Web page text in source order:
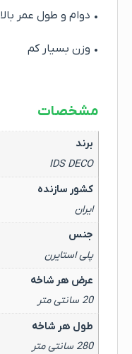
• دوام و طول عمر بالا
• وزن بسیار کم
مشخصات
برند
IDS DECO
کشور سازنده
ایران
جنس
پلی استایرن
عرض هر شاخه
20 سانتی متر
طول هر شاخه
280 سانتی متر